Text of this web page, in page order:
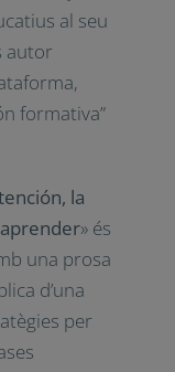
Va decidir
coautor
la
»
amb una
explica